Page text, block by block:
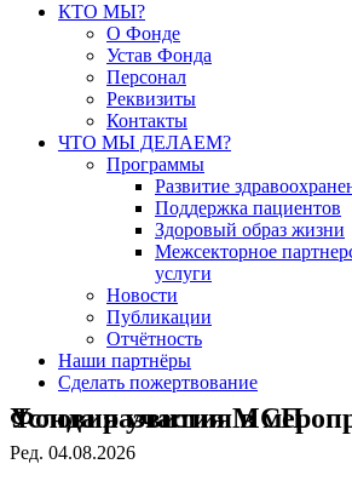
КТО МЫ?
О Фонде
Устав Фонда
Персонал
Реквизиты
Контакты
ЧТО МЫ ДЕЛАЕМ?
Программы
Развитие
Поддержка пациентов
Здоровый образ жизни
Межсекторное
услуги
Новости
Публикации
Отчётность
Наши партнёры
Сделать пожертвование
Условия участия в мероприятиях Фонда развития МСП
Ред. 04.08.2026